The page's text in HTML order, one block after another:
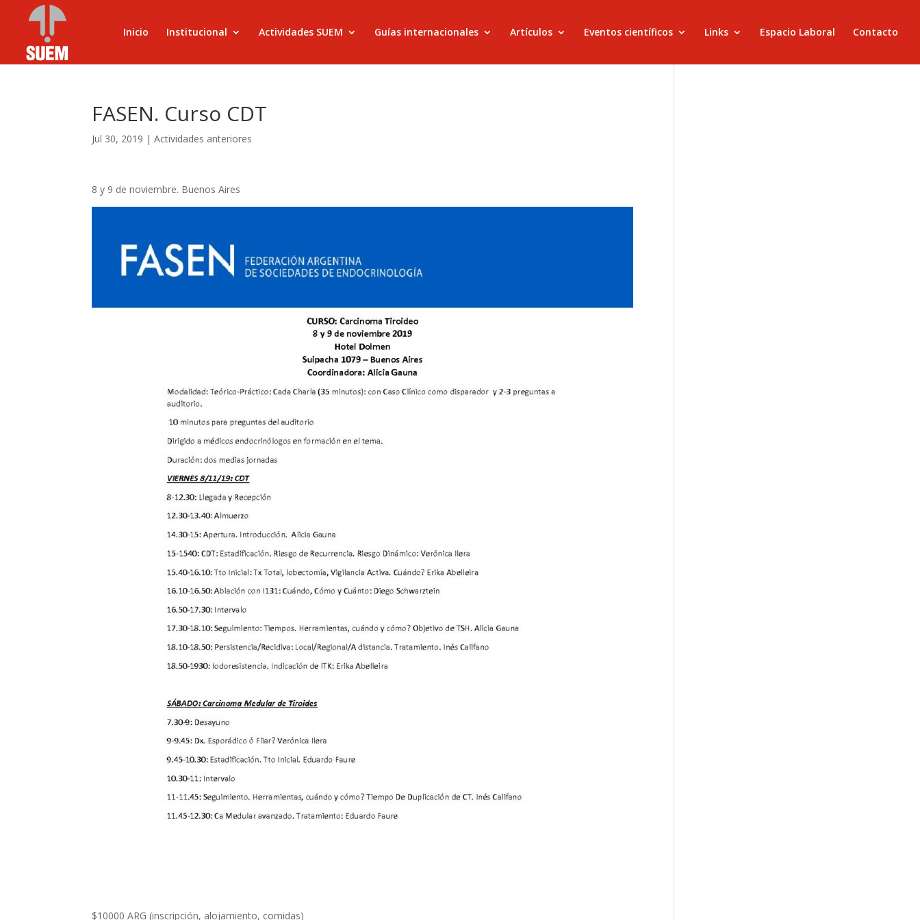
Inicio Institucional Actividades SUEM Guías internacionales Artículos Eventos científicos Links Espacio Laboral Contacto
FASEN. Curso CDT
Jul 30, 2019 |Actividades anteriores
8 y 9 de noviembre. Buenos Aires
$10000 ARG (inscripción, alojamiento, comidas)